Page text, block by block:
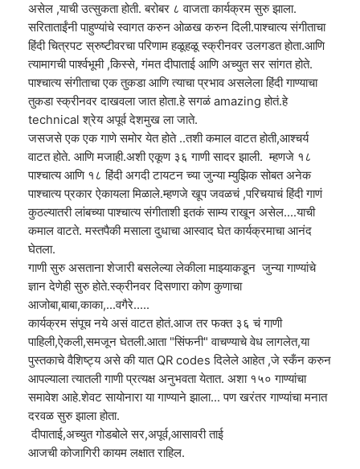
असेल ,याची उत्सुकता होती. बरोबर ८ वाजता कार्यक्रम सुरु झाला.
सरिताताईंनी पाहुण्यांचे स्वागत करुन ओळख करुन दिली.पाश्चात्य संगीताचा
हिंदी चित्रपट स्रुष्टीवरचा परिणाम हळूहळू स्क्रीनवर उलगडत होता.आणि
त्यामागची पार्श्वभूमी ,किस्से, गंमत दीपाताई आणि अच्युत सर सांगत होते.
पाश्चात्य संगीताचा एक तुकडा आणि त्याचा प्रभाव असलेला हिंदी गाण्याचा
तुकडा स्क्रीनवर दाखवला जात होता.हे सगळं amazing होतं.हे
technical श्रेय अपूर्व देशमुख ला जाते.
जसजसे एक एक गाणे समोर येत होते ..तशी कमाल वाटत होती,आश्चर्य
वाटत होते. आणि मजाही.अशी एकूण ३६ गाणी सादर झाली. म्हणजे १८
पाश्चात्य आणि १८ हिंदी अगदी टायटन च्या जुन्या म्युझिक सोबत अनेक
पाश्चात्य प्रकार ऐकायला मिळाले.म्हणजे खूप जवळचं ,परिचयाचं हिंदी गाणं
कुठल्यातरी लांबच्या पाश्चात्य संगीताशी इतकं साम्य राखून असेल....याची
कमाल वाटते. मस्तपैकी मसाला दुधाचा आस्वाद घेत कार्यक्रमाचा आनंद
घेतला.
गाणी सुरु असताना शेजारी बसलेल्या लेकीला माझ्याकडून जुन्या गाण्यांचे
ज्ञान देणेही सुरु होते.स्क्रीनवर दिसणारा कोण कुणाचा
आजोबा,बाबा,काका,...वगैरे.....
कार्यक्रम संपूच नये असं वाटत होतं.आज तर फक्त ३६ चं गाणी
पाहिली,ऐकली,समजून घेतली.आता "सिंफनी" वाचण्याचे वेध लागलेत,या
पुस्तकाचे वैशिष्ट्य असे की यात QR codes दिलेले आहेत ,जे स्कँन करुन
आपल्याला त्यातली गाणी प्रत्यक्ष अनुभवता येतात. अशा १५० गाण्यांचा
समावेश आहे.शेवट सायोनारा या गाण्याने झाला... पण खरंतर गाण्यांचा मनात
दरवळ सुरु झाला होता.
दीपाताई,अच्युत गोडबोले सर,अपूर्व,आसावरी ताई
आजची कोजागिरी कायम लक्षात राहिल.